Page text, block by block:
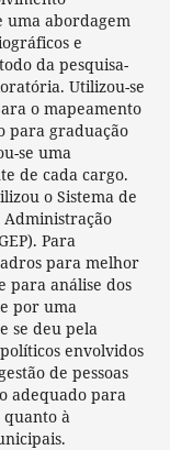
uma abordagem
e
da pesquisa-
Utilizou-se
o mapeamento
para graduação
se uma
de cada cargo.
o Sistema de
Administração
Para
para melhor
para análise dos
por uma
se deu pela
envolvidos
de pessoas
adequado para
à